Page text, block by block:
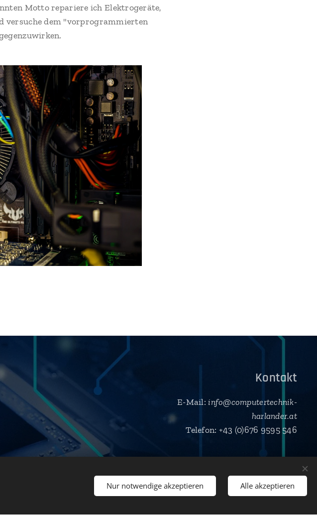
Motto repariere ich Elektrogeräte,
versuche dem "vorprogrammierten
Kontakt
E-Mail:info@computertechnik-
harlander.at
Telefon: +43 (0)676 9595 546
Nur notwendige akzeptieren Alle akzeptieren